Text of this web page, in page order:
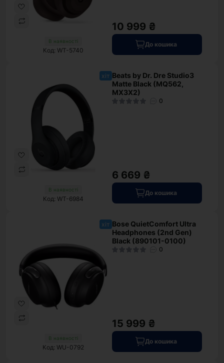
В наявності
Код: WT-5740
10 999 ₴
До кошика
хіт
В наявності
Код: WT-6984
Beats by Dr. Dre Studio3
Matte Black (MQ562,
MX3X2)
0
6 669 ₴
До кошика
хіт
В наявності
Код: WU-0792
Bose QuietComfort Ultra
Headphones (2nd Gen)
Black (890101-0100)
0
15 999 ₴
До кошика